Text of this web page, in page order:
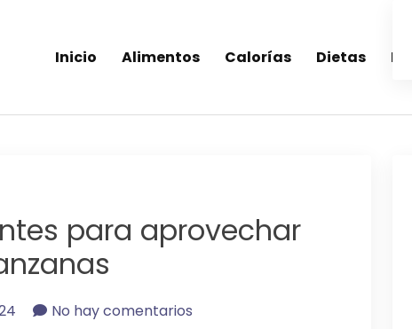
Inicio Alimentos Calorías Dietas
para aprovechar
No hay comentarios